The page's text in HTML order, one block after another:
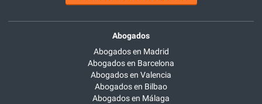
Abogados
Abogados en Madrid
Abogados en Barcelona
Abogados en Valencia
Abogados en Bilbao
Abogados en Málaga